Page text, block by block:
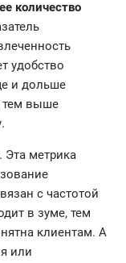
количество
удобство
и дольше
тем выше
. Эта метрика
с частотой
в зуме, тем
клиентам. А
или